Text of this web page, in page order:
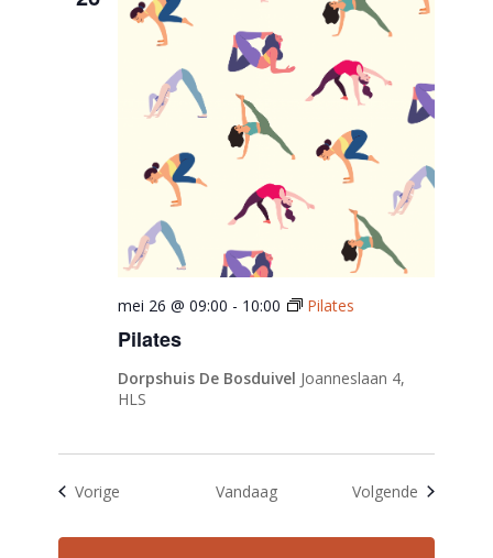
Pilates
mei 26 @ 09:00 - 10:00 Pilates
Dorpshuis De Bosduivel Joanneslaan 4,
HLS
Vorige EvenementenVandaag Volgende